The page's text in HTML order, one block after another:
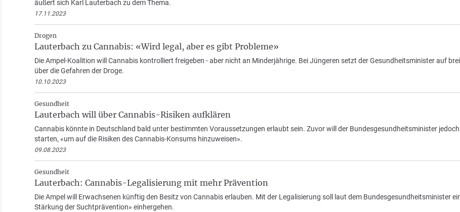
äußert sich Karl Lauterbach zu dem Thema.
17.11.2023
Drogen
Lauterbach zu Cannabis: «Wird legal, aber es gibt Probleme»
Die Ampel-Koalition will Cannabis kontrolliert freigeben - aber nicht an Minderjährige. Bei Jüngeren setzt der Gesundheitsminister auf
über die Gefahren der Droge.
10.10.2023
Gesundheit
Lauterbach will über Cannabis-Risiken aufklären
Cannabis könnte in Deutschland bald unter bestimmten Voraussetzungen erlaubt sein. Zuvor will der Bundesgesundheitsminister
starten, «um auf die Risiken des Cannabis-Konsums hinzuweisen».
09.08.2023
Gesundheit
Lauterbach: Cannabis-Legalisierung mit mehr Prävention
Die Ampel will Erwachsenen künftig den Besitz von Cannabis erlauben. Mit der Legalisierung soll laut dem Bundesgesundheitsminister
Stärkung der Suchtprävention» einhergehen.